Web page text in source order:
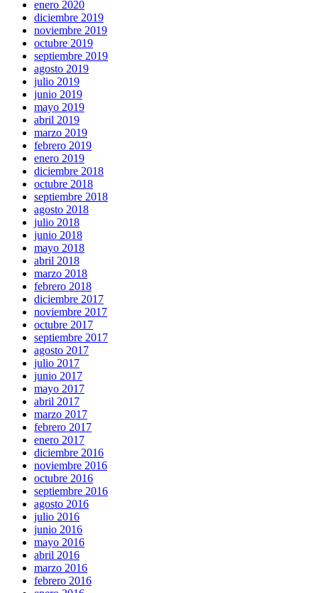
enero 2020
diciembre 2019
noviembre 2019
octubre 2019
septiembre 2019
agosto 2019
julio 2019
junio 2019
mayo 2019
abril 2019
marzo 2019
febrero 2019
enero 2019
diciembre 2018
octubre 2018
septiembre 2018
agosto 2018
julio 2018
junio 2018
mayo 2018
abril 2018
marzo 2018
febrero 2018
diciembre 2017
noviembre 2017
octubre 2017
septiembre 2017
agosto 2017
julio 2017
junio 2017
mayo 2017
abril 2017
marzo 2017
febrero 2017
enero 2017
diciembre 2016
noviembre 2016
octubre 2016
septiembre 2016
agosto 2016
julio 2016
junio 2016
mayo 2016
abril 2016
marzo 2016
febrero 2016